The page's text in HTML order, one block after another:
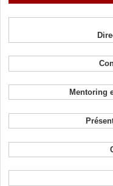
Mentoring